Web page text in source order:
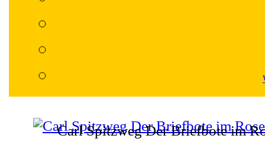
Carl Spitzweg Der Briefbote im